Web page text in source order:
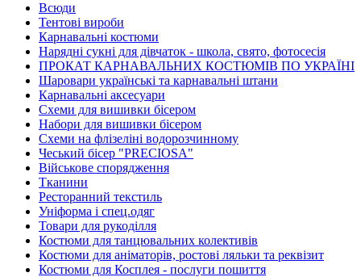
Всюди
Тентові вироби
Карнавальні костюми
Нарядні сукні для дівчаток - школа, свято, фотосесія
ПРОКАТ КАРНАВАЛЬНИХ КОСТЮМІВ ПО УКРАЇНІ
Шаровари українські та карнавальні штани
Карнавальні аксесуари
Схеми для вишивки бісером
Набори для вишивки бісером
Схеми на флізеліні водорозчинному
Чеський бісер "PRECIOSA"
Військове спорядження
Тканини
Ресторанний текстиль
Уніформа і спец.одяг
Товари для рукоділля
Костюми для танцювальних колективів
Костюми для аніматорів, ростові ляльки та реквізит
Костюми для Косплея - послуги пошиття